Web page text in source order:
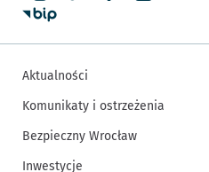
Aktualności
Komunikaty i ostrzeżenia
Bezpieczny Wrocław
Inwestycje